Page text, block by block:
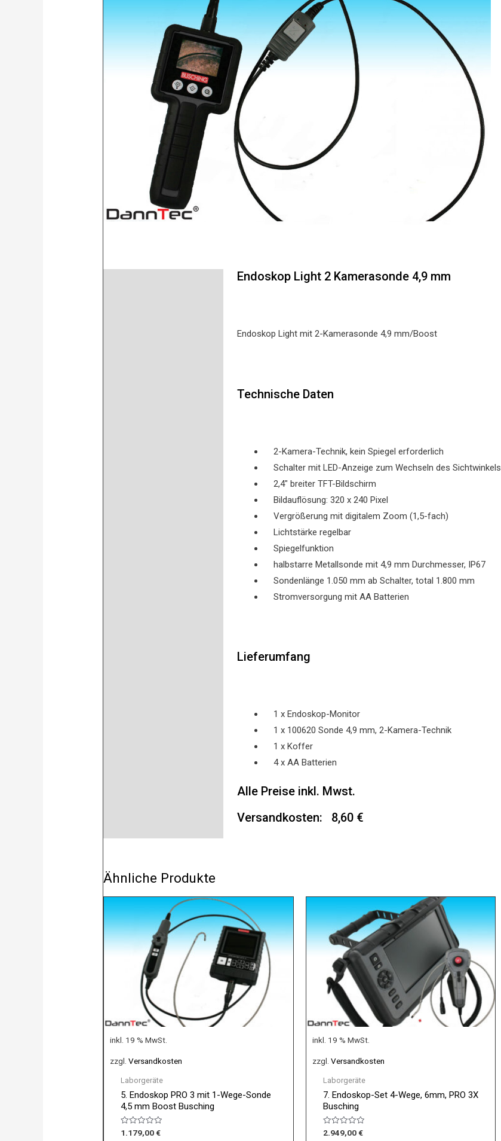
Endoskop Light 2 Kamerasonde 4,9 mm
Endoskop Light mit 2-Kamerasonde 4,9 mm/Boost
Technische Daten
2-Kamera-Technik, kein Spiegel erforderlich
Schalter mit LED-Anzeige zum Wechseln des Sichtwinkels
2,4″ breiter TFT-Bildschirm
Bildauflösung: 320 x 240 Pixel
Vergrößerung mit digitalem Zoom (1,5-fach)
Lichtstärke regelbar
Spiegelfunktion
halbstarre Metallsonde mit 4,9 mm Durchmesser, IP67
Sondenlänge 1.050 mm ab Schalter, total 1.800 mm
Stromversorgung mit AA Batterien
Lieferumfang
1 x Endoskop-Monitor
1 x 100620 Sonde 4,9 mm, 2-Kamera-Technik
1 x Koffer
4 x AA Batterien
Alle Preise inkl. Mwst.
Versandkosten: 8,60 €
Ähnliche Produkte
inkl. 19 % MwSt.
zzgl.Versandkosten
Laborgeräte
5. Endoskop PRO 3 mit 1-Wege-Sonde
4,5 mm Boost Busching
Bewertet
1.179,00 €
inkl. 19 % MwSt.
zzgl. Versandkosten
Laborgeräte
7. Endoskop-Set 4-Wege, 6mm, PRO 3X
Busching
Bewertet
2.949,00 €